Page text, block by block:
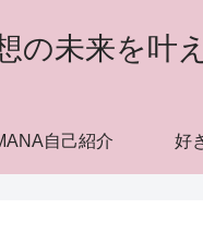
の未来を叶
自己紹介 好